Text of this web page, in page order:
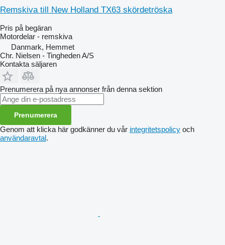
Remskiva till New Holland TX63 skördetröska
Pris på begäran
Motordelar - remskiva
Danmark, Hemmet
Chr. Nielsen - Tingheden A/S
Kontakta säljaren
Prenumerera på nya annonser från denna sektion
Prenumerera
Genom att klicka här godkänner du vår integritetspolicy och
användaravtal.